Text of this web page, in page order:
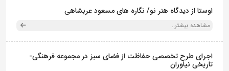
اوستا از دیدگاه هنر نو/ نگاره های مسعود عربشاهی
مشاهده بیشتر..
اجرای طرح تخصصی حفاظت از فضای سبز در مجموعه فرهنگی-
تاریخی نیاوران